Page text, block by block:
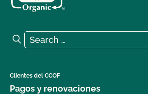
Search for:
Search
Clientes del CCOF
Pagos y renovaciones